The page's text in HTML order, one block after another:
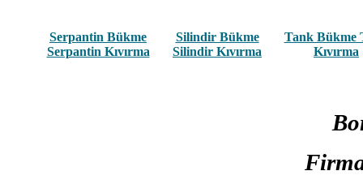
Serpantin Bükme
Serpantin Kıvırma
Silindir Bükme
Silindir Kıvırma
Tank Bükme
Kıvırma